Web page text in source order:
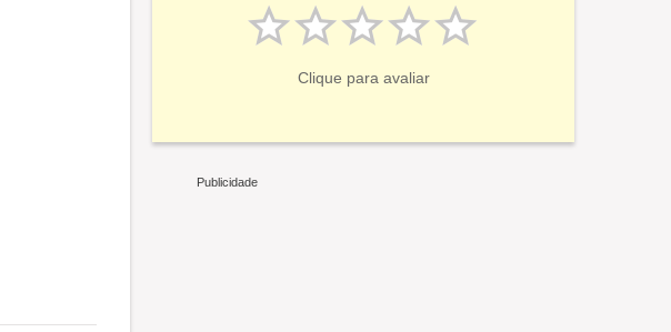
Clique para avaliar